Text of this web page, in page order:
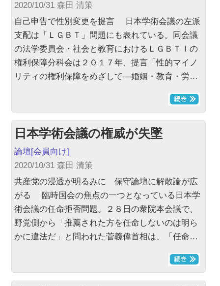
2020/10/31 森田 清策
自己申告で性別変更を提言 日本学術会議の左派
支配は「ＬＧＢＴ」問題にも表れている。同会議
の法学委員会・社会と教育におけるＬＧＢＴＩの
権利保障分科会は２０１７年、提言「性的マイノ
リティの権利保障をめざして―婚姻・教育・労…
日本学術会議の権威が失墜
論壇[会員向け]
2020/10/31 森田 清策
共産党の浸透が明るみに 保守論壇に解散論が広
がる 臨時国会の焦点の一つとなっている日本学
術会議の任命拒否問題。２８日の衆院本会議で、
野党側から「推薦された方を任命しないのは明ら
かに違法だ」と問われた菅義偉首相は、「任命…